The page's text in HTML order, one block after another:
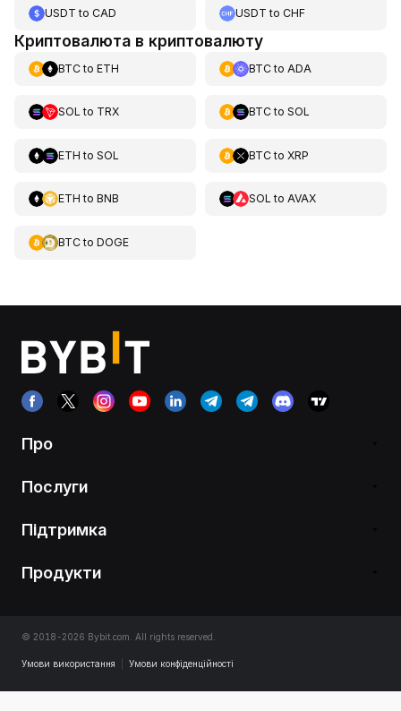
USDT to CAD USDT toCHF
Криптовалюта в криптовалюту
BTCto ETH BTCto ADA
SOL to TRX BTCto SOL
ETH to SOL BTCto XRP
ETH to BNB SOL to AVAX
BTCto DOGE
Про
Послуги
Підтримка
Продукти
© 2018-2026 Bybit.com. All rights reserved.
Умови використання Умови конфіденційності